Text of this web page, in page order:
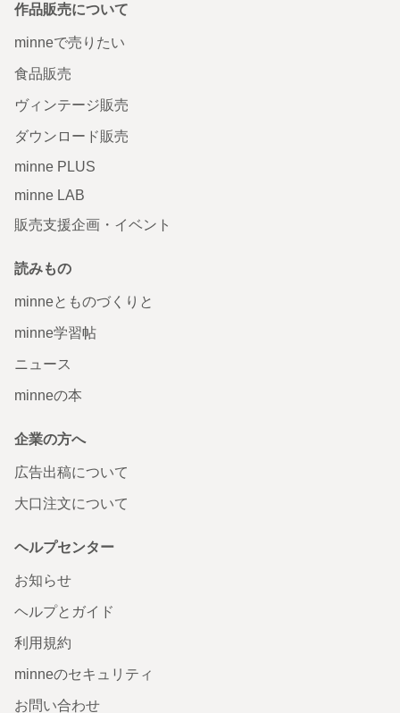
作品販売について
minneで売りたい
食品販売
ヴィンテージ販売
ダウンロード販売
minne PLUS
minne LAB
販売支援企画・イベント
読みもの
minneとものづくりと
minne学習帖
ニュース
minneの本
企業の方へ
広告出稿について
大口注文について
ヘルプセンター
お知らせ
ヘルプとガイド
利用規約
minneのセキュリティ
お問い合わせ